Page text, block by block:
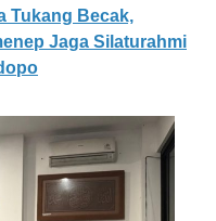
Tukang Becak,
Jaga Silaturahmi